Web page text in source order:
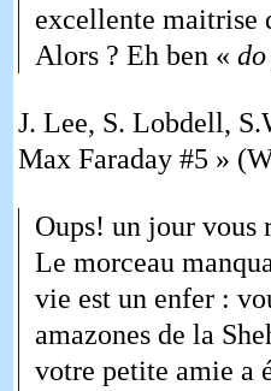
excellente maitrise
Alors ? Eh ben «
J. Lee, S. Lobdell,
Max Faraday #5 »
Oups! un jour vous
Le morceau
vie est un enfer :
amazones de la
votre petite amie a